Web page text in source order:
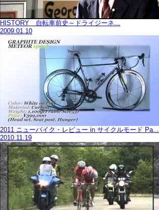
HISTORY 自転車前史～ドライジーネ...
2009.01.10
2011 ニューバイク・レビュー in サイクルモード Pa...
2010.11.19